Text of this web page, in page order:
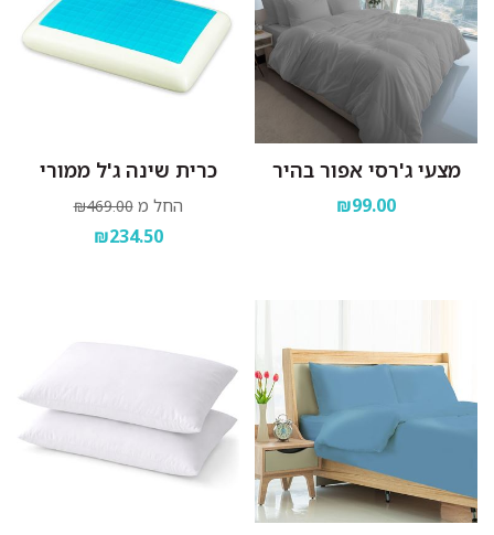
מצעי ג'רסי אפור בהיר
₪99.00
כרית שינה ג'ל ממורי
החל מ ₪469.00
₪234.50